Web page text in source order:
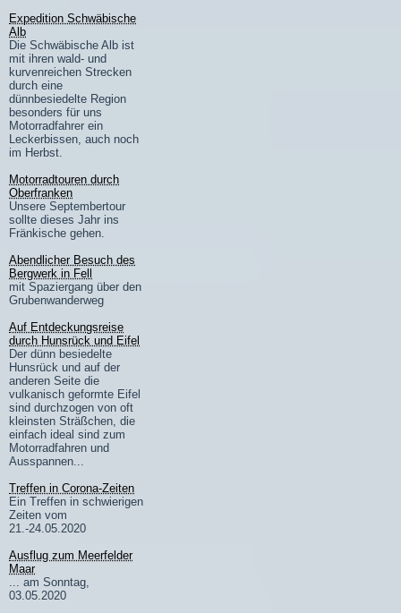
Expedition Schwäbische
Alb
Die Schwäbische Alb ist
mit ihren wald- und
kurvenreichen Strecken
durch eine
dünnbesiedelte Region
besonders für uns
Motorradfahrer ein
Leckerbissen, auch noch
im Herbst.
Motorradtouren durch
Oberfranken
Unsere Septembertour
sollte dieses Jahr ins
Fränkische gehen.
Abendlicher Besuch des
Bergwerk in Fell
mit Spaziergang über den
Grubenwanderweg
Auf Entdeckungsreise
durch Hunsrück und Eifel
Der dünn besiedelte
Hunsrück und auf der
anderen Seite die
vulkanisch geformte Eifel
sind durchzogen von oft
kleinsten Sträßchen, die
einfach ideal sind zum
Motorradfahren und
Ausspannen...
Treffen in Corona-Zeiten
Ein Treffen in schwierigen
Zeiten vom
21.-24.05.2020
Ausflug zum Meerfelder
Maar
... am Sonntag,
03.05.2020